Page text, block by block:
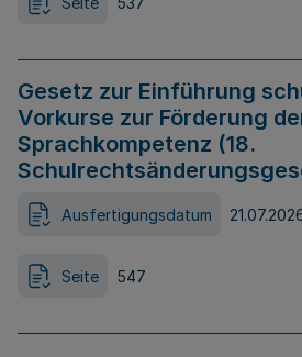
Gesetz zur Einführung
Vorkurse zur Förderung
Sprachkompetenz (18.
Ausfertigungsdatum
Seite 547